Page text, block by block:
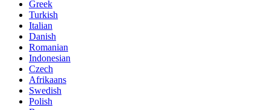
Greek
Turkish
Italian
Danish
Romanian
Indonesian
Czech
Afrikaans
Swedish
Polish